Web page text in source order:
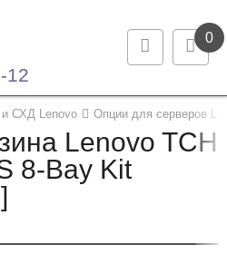
0
12
СХД Lenovo Опции для серверов
Lenovo TCH
8-Bay Kit